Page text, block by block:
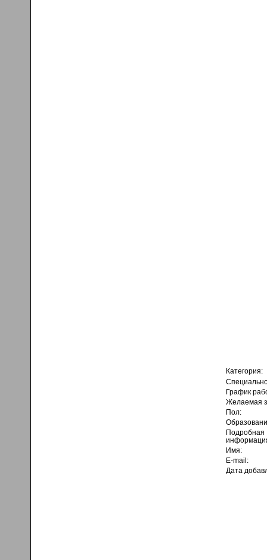
Категория:
График
Желаемая
Пол:
Подробная
Имя:
E-mail:
Дата